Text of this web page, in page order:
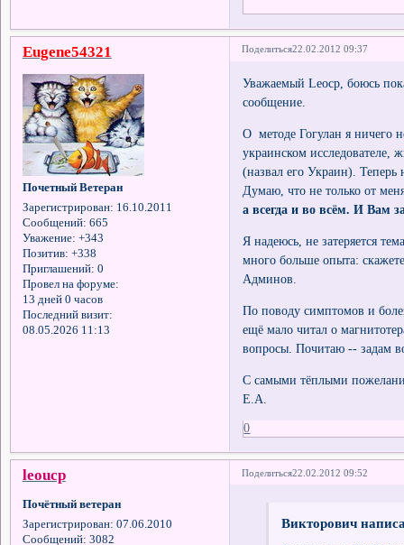
Поделиться22.02.2012 09:37
Eugene54321
Почетный Ветеран
Зарегистрирован: 16.10.2011
Сообщений: 665
Уважение: +343
Позитив: +338
Приглашений: 0
Провел на форуме:
13 дней 0 часов
Последний визит:
08.05.2026 11:13
Уважаемый Leocp, боюсь
сообщение.
О методе Гогулан я ничего
украинском исследователе,
(назвал его Украин).
Думаю, что не только от
а всегда и во всём. И Вам
Я надеюсь, не затеряется
много больше опыта:
Админов.
По поводу симптомов и
ещё мало читал о
вопросы. Почитаю -- задам
С самыми тёплыми
Е.А.
0
Поделиться22.02.2012 09:52
leоucp
Почётный ветеран
Зарегистрирован: 07.06.2010
Сообщений: 3082
Викторович